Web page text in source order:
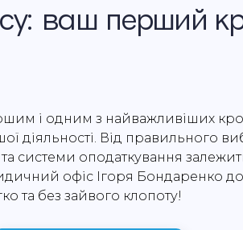
ваш перший
і одним з найважливіших
діяльності. Від правильного
системи оподаткування
офіс Ігоря Бондаренко
та без зайвого клопоту!